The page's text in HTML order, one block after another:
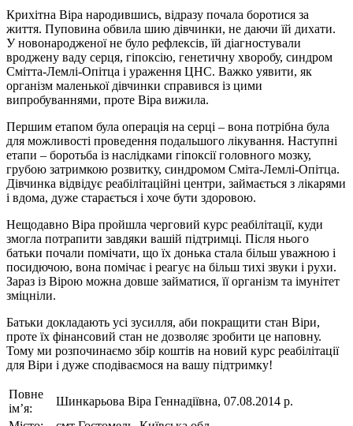
Крихітна Віра народившись, відразу почала боротися за
життя. Пуповина обвила шию дівчинки, не даючи їй дихати.
У новонародженої не було рефлексів, їй діагностували
вроджену ваду серця, гіпоксію, генетичну хворобу, синдром
Смітта-Лемлі-Опітца і ураження ЦНС. Важко уявити, як
організм маленької дівчинки справився із цими
випробуваннями, проте Віра вижила.
Першим етапом була операція на серці – вона потрібна була
для можливості проведення подальшого лікування. Наступні
етапи – боротьба із наслідками гіпоксії головного мозку,
грубою затримкою розвитку, синдромом Сміта-Лемлі-Опітца.
Дівчинка відвідує реабілітаційні центри, займається з лікарями
і вдома, дуже старається і хоче бути здоровою.
Нещодавно Віра пройшла черговий курс реабілітації, куди
змогла потрапити завдяки вашій підтримці. Після нього
батьки почали помічати, що їх донька стала більш уважною і
посидючою, вона помічає і реагує на більш тихі звуки і рухи.
Зараз із Вірою можна довше займатися, її організм та імунітет
зміцніли.
Батьки докладають усі зусилля, аби покращити стан Віри,
проте їх фінансовий стан не дозволяє зробити це наповну.
Тому ми розпочинаємо збір коштів на новий курс реабілітації
для Віри і дуже сподіваємося на вашу підтримку!
Повне
ім’я:
Шинкарьова Віра Геннадіївна, 07.08.2014 р.